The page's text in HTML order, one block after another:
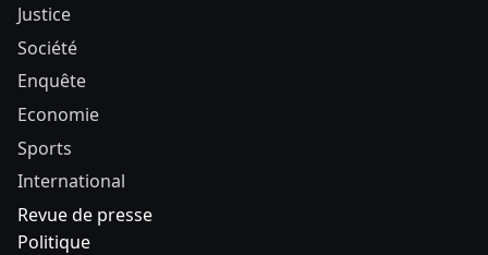
Justice
Société
Enquête
Economie
Sports
International
Revue de presse
Politique